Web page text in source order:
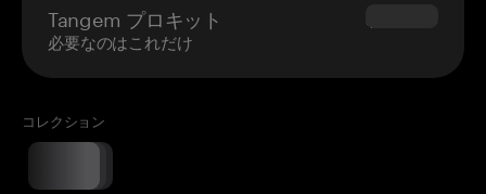
Tangem プロキット
必要なのはこれだけ
$180.00
コレクション